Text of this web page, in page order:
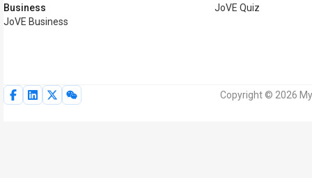
Business
JoVE Business
JoVE Quiz
Copyright © 2026